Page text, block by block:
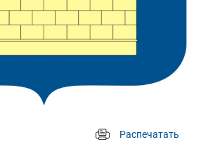
Распечатать